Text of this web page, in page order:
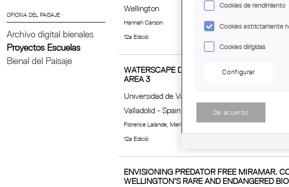
OFICINA DEL PAISAJE
Archivo digital bienales
Proyectos Escuelas
Bienal del Paisaje
Wellington
Hannah Carson
12a Edició
WATERSCAPE DESIGN PROJECT_ CANAL
AREA 3
Universidad de Valladolid
Valladolid - Spain
Florence Lalande, Maria Valentina Gonzales, Cristofer Muñoz
12a Edició
ENVISIONING PREDATOR FREE MIRAMAR.
WELLINGTON’S RARE AND ENDANGERED
Cookies de rendimiento
Cookies estrictamente
Cookies dirigidas
Configurar
De acuerdo